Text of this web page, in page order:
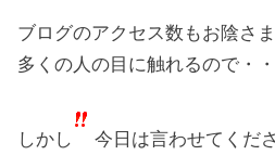
ブログのアクセス数もお陰さ
多くの人の目に触れるので・・
しかし 今日は言わせてくだ